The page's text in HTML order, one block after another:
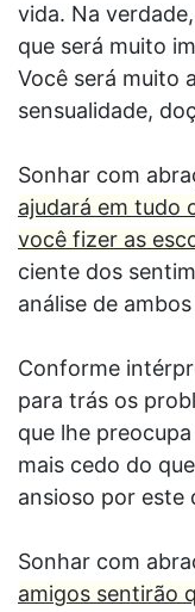
vida. Na
que será muito
Você será muito
sensualidade,
Sonhar com
ajudará em tudo
você fizer as
ciente dos
análise de
Conforme
para trás os
que lhe
mais cedo do
ansioso por este
Sonhar com
amigos sentirão